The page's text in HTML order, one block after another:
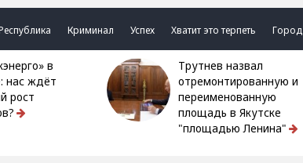
Криминал Успех Хватит это терпеть Город
нас ждёт
рост
Трутнев назвал
отремонтированную и
переименованную
площадь в Якутске
"площадью Ленина"